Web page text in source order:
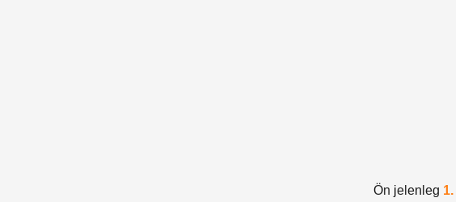
Ön jelenleg 1.